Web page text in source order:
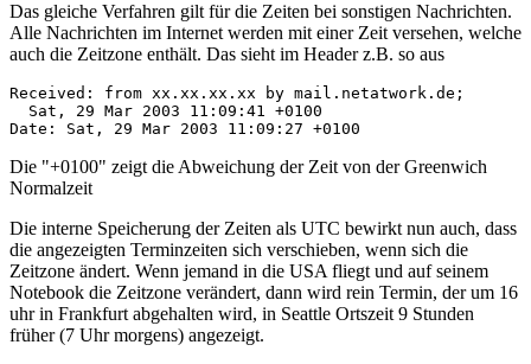
Das gleiche Verfahren gilt für die Zeiten bei sonstigen Nachrichten.
Alle Nachrichten im Internet werden mit einer Zeit versehen, welche
auch die Zeitzone enthält. Das sieht im Header z.B. so aus
Received: from xx.xx.xx.xx by mail.netatwork.de;
  Sat, 29 Mar 2003 11:09:41 +0100
Date: Sat, 29 Mar 2003 11:09:27 +0100
Die "+0100" zeigt die Abweichung der Zeit von der Greenwich
Normalzeit
Die interne Speicherung der Zeiten als UTC bewirkt nun auch, dass
die angezeigten Terminzeiten sich verschieben, wenn sich die
Zeitzone ändert. Wenn jemand in die USA fliegt und auf seinem
Notebook die Zeitzone verändert, dann wird rein Termin, der um 16
uhr in Frankfurt abgehalten wird, in Seattle Ortszeit 9 Stunden
früher (7 Uhr morgens) angezeigt.